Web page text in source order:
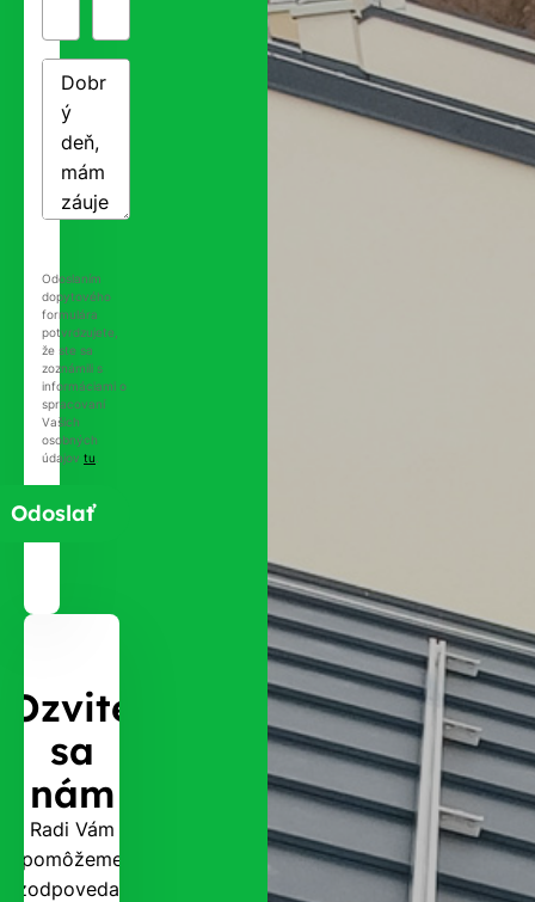
Ozvite
sa
nám
Radi Vám
pomôžeme
zodpovedať
Odoslaním
dopytového
formulára
potvrdzujete,
že ste sa
zoznámili s
informáciami o
spracovaní
Vašich
osobných
údajov tu